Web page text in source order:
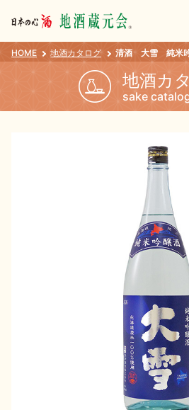
会員登録
地酒
地酒
HOME 地酒カタログ 清酒 大雪 純米
地酒カ
sake